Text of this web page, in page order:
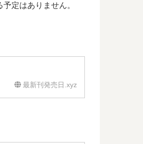
定はありません。
最新刊発売日.xyz